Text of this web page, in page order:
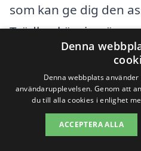
som kan ge dig den
Trädbeskärning är
vårda dina träd för
hälsa och livslängd.
professionellt
på att arbetet utförs
säkert sätt.
Denna
Denna webbplats
användarupplevelsen. Genom att
du till alla cookies i enlighet
ACCEPTERA ALLA